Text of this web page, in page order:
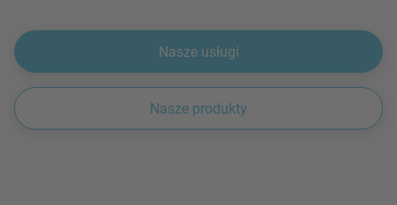
Nasze usługi
Nasze produkty